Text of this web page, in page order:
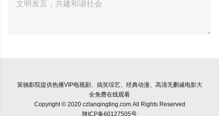
策驰影院提供热播VIP电视剧、搞笑综艺、经典动漫、高清无删减电影大
全免费在线观看
Copyright © 2020 czlanqingting.com All Rights Reserved
陕ICP备60127505号